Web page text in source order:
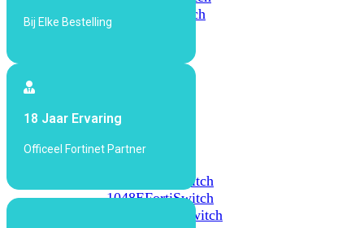
FortiSwitch
648F-
1000
FortiSwitch
1048EFortiSwitch
FortiSwitch
Bij Elke Bestelling
18 Jaar Ervaring
Officeel Fortinet Partner